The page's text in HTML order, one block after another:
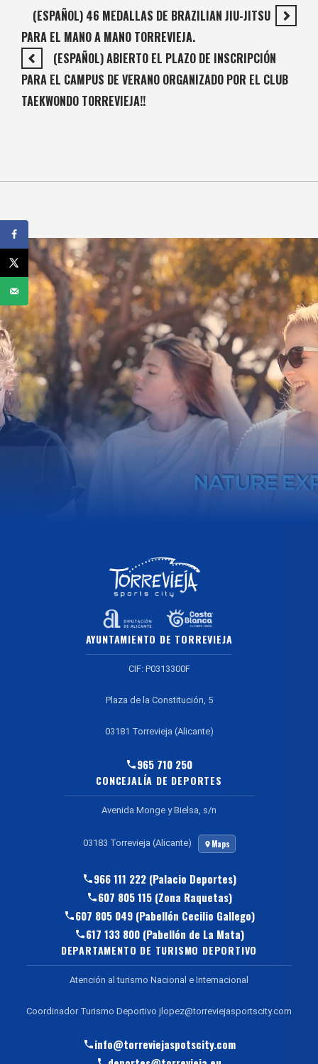
(ESPAÑOL) 46 MEDALLAS DE BRAZILIAN JIU-JITSU
PARA EL MANO A MANO TORREVIEJA.
(ESPAÑOL) ABIERTO EL PLAZO DE INSCRIPCIÓN
PARA EL CAMPUS DE VERANO ORGANIZADO POR EL CLUB
TAEKWONDO TORREVIEJA!!
AYUNTAMIENTO DE TORREVIEJA
CIF: P0313300F
Plaza de la Constitución, 5
03181 Torrevieja (Alicante)
965 710 250
CONCEJALÍA DE DEPORTES
Avenida Monge y Bielsa, s/n
03183 Torrevieja (Alicante) Maps
966 111 222 (Palacio Deportes)
607 805 115 (Zona Raquetas)
607 805 049 (Pabellón Cecilio Gallego)
617 133 800 (Pabellón de La Mata)
DEPARTAMENTO DE TURISMO DEPORTIVO
Atención al turismo Nacional e Internacional
Coordinador Turismo Deportivo jlopez@torreviejasportscity.com
info@torreviejaspotscity.com